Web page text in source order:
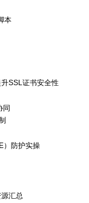
本
SSL证书安全性
同
）防护实操
汇总